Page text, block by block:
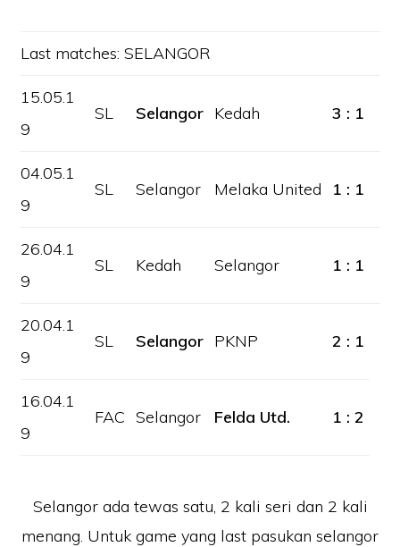
Last matches: SELANGOR
15.05.1
9
SL Selangor Kedah 3 : 1
04.05.1
9
SL Selangor Melaka United 1 : 1
26.04.1
9
SL Kedah Selangor 1 : 1
20.04.1
9
SL Selangor PKNP 2 : 1
16.04.1
9
FAC Selangor Felda Utd. 1 : 2
Selangor ada tewas satu, 2 kali seri dan 2 kali
menang. Untuk game yang last pasukan selangor